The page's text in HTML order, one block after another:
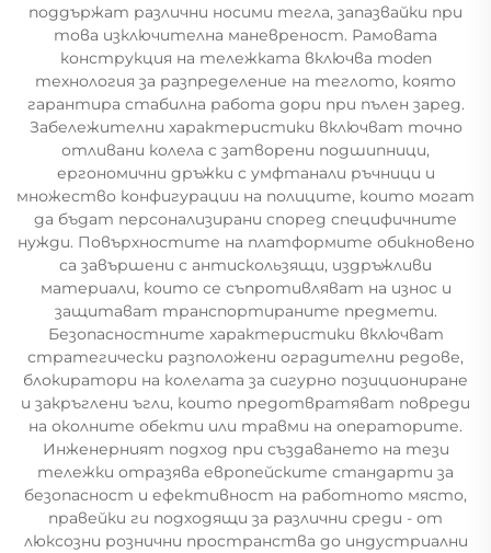
поддържат различни носими тегла, запазвайки при
това изключителна маневреност. Рамовата
конструкция на тележката включва moden
технология за разпределение на теглото, която
гарантира стабилна работа дори при пълен заред.
Забележителни характеристики включват точно
отливани колела с затворени подшипници,
ергономични дръжки с умфтанали ръчници и
множество конфигурации на полиците, които могат
да бъдат персонализирани според специфичните
нужди. Повърхностите на платформите обикновено
са завършени с антискользящи, издръжливи
материали, които се съпротивляват на износ и
защитават транспортираните предмети.
Безопасностните характеристики включват
стратегически разположени оградителни редове,
блокиратори на колелата за сигурно позициониране
и закръглени ъгли, които предотвратяват повреди
на околните обекти или травми на операторите.
Инженерният подход при създаването на тези
тележки отразява европейските стандарти за
безопасност и ефективност на работното място,
правейки ги подходящи за различни среди - от
люксозни рознични пространства до индустриални